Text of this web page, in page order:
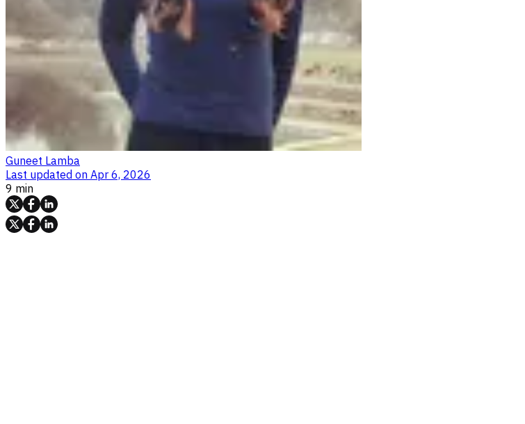
Guneet Lamba
Last updated on Apr 6, 2026
9 min